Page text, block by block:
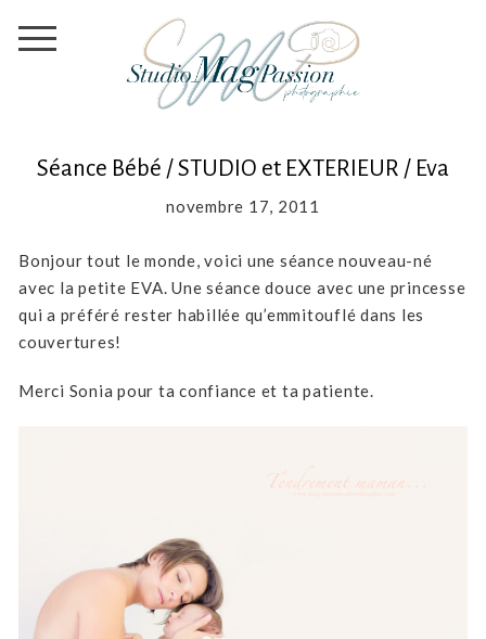
Séance Bébé / STUDIO et EXTERIEUR / Eva
novembre 17, 2011
Bonjour tout le monde, voici une séance nouveau-né
avec la petite EVA. Une séance douce avec une princesse
qui a préféré rester habillée qu’emmitouflé dans les
couvertures!
Merci Sonia pour ta confiance et ta patiente.